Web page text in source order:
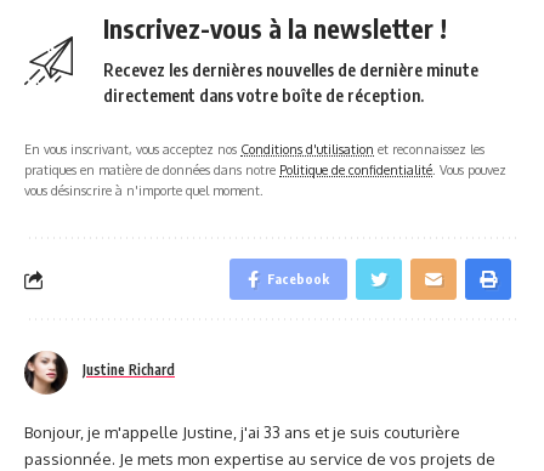
Inscrivez-vous à la newsletter !
Recevez les dernières nouvelles de dernière minute
directement dans votre boîte de réception.
En vous inscrivant, vous acceptez nos Conditions d'utilisation et reconnaissez les
pratiques en matière de données dans notre Politique de confidentialité . Vous pouvez
vous désinscrire à n'importe quel moment.
Facebook
Justine Richard
Bonjour, je m'appelle Justine, j'ai 33 ans et je suis couturière
passionnée. Je mets mon expertise au service de vos projets de